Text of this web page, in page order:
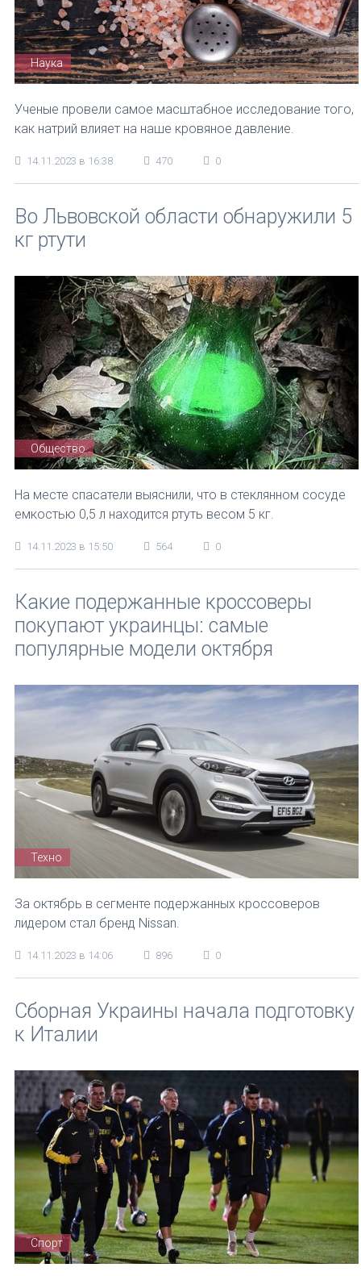
Наука
Ученые провели самое масштабное исследование того,
как натрий влияет на наше кровяное давление.
14.11.2023 в 16:38 470 0
Во Львовской области обнаружили 5
кг ртути
Общество
На месте спасатели выяснили, что в стеклянном сосуде
емкостью 0,5 л находится ртуть весом 5 кг.
14.11.2023 в 15:50 564 0
Какие подержанные кроссоверы
покупают украинцы: самые
популярные модели октября
Техно
За октябрь в сегменте подержанных кроссоверов
лидером стал бренд Nissan.
14.11.2023 в 14:06 896 0
Сборная Украины начала подготовку
к Италии
Спорт